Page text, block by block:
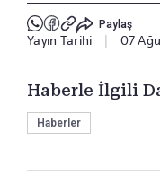
Paylaş
Yayın Tarihi | 07
Haberle İlgili
Haberler